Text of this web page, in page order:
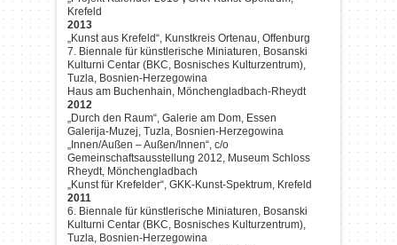
Krefeld
2013
„Kunst aus Krefeld“, Kunstkreis Ortenau, Offenburg
7. Biennale für künstlerische Miniaturen, Bosanski
Kulturni Centar (BKC, Bosnisches Kulturzentrum),
Tuzla, Bosnien-Herzegowina
Haus am Buchenhain, Mönchengladbach-Rheydt
2012
„Durch den Raum“, Galerie am Dom, Essen
Galerija-Muzej, Tuzla, Bosnien-Herzegowina
„Innen/Außen – Außen/Innen“, c/o
Gemeinschaftsausstellung 2012, Museum Schloss
Rheydt, Mönchengladbach
„Kunst für Krefelder“, GKK-Kunst-Spektrum, Krefeld
2011
6. Biennale für künstlerische Miniaturen, Bosanski
Kulturni Centar (BKC, Bosnisches Kulturzentrum),
Tuzla, Bosnien-Herzegowina